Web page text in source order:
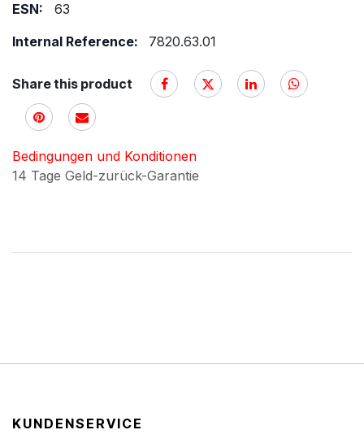
ESN:
63
Internal Reference:
7820.63.01
Share this product
Bedingungen und Konditionen
14 Tage Geld-zurück-Garantie
KUNDENSERVICE